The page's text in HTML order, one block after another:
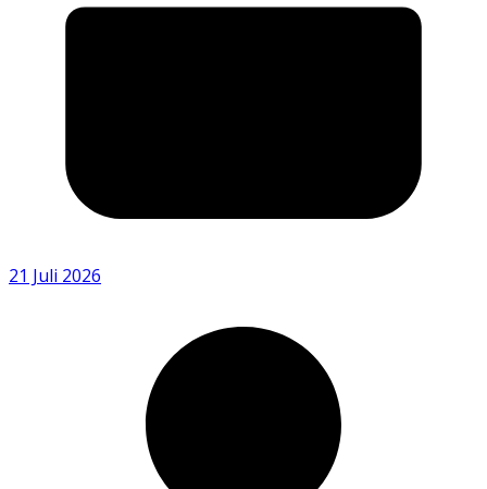
21 Juli 2026